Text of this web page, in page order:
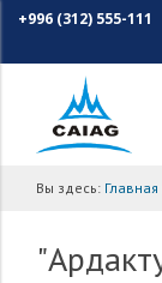
+996 (312) 555-111
Вы здесь: Главная